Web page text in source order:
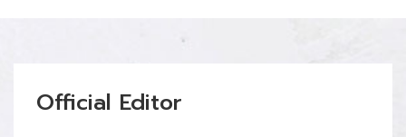
Official Editor